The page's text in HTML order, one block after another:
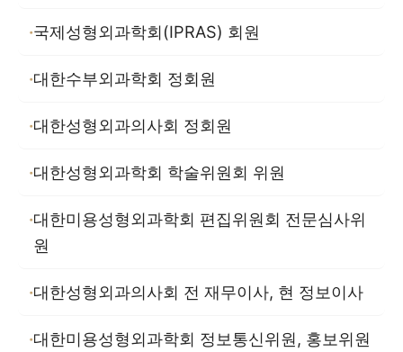
국제성형외과학회(IPRAS) 회원
대한수부외과학회 정회원
대한성형외과의사회 정회원
대한성형외과학회 학술위원회 위원
대한미용성형외과학회 편집위원회 전문심사위
원
대한성형외과의사회 전 재무이사, 현 정보이사
대한미용성형외과학회 정보통신위원, 홍보위원